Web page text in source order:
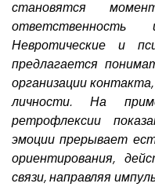
становятся
Невротические и
предлагается
организации
личности. На
ретрофлексии
эмоции прерывает
ориентирования,
связи, направляя